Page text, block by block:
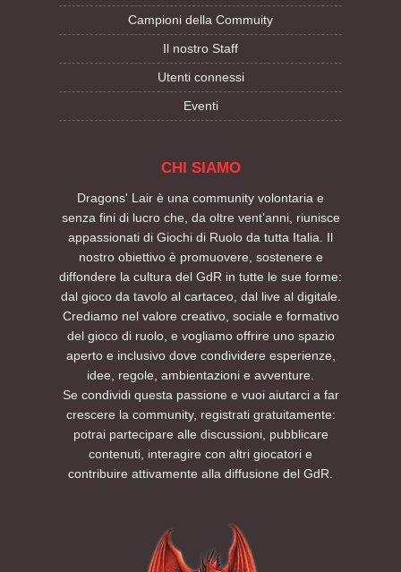
Campioni della Commuity
Il nostro Staff
Utenti connessi
Eventi
CHI SIAMO
Dragons' Lair è una community volontaria e
senza fini di lucro che, da oltre vent’anni, riunisce
appassionati di Giochi di Ruolo da tutta Italia. Il
nostro obiettivo è promuovere, sostenere e
diffondere la cultura del GdR in tutte le sue forme:
dal gioco da tavolo al cartaceo, dal live al digitale.
Crediamo nel valore creativo, sociale e formativo
del gioco di ruolo, e vogliamo offrire uno spazio
aperto e inclusivo dove condividere esperienze,
idee, regole, ambientazioni e avventure.
Se condividi questa passione e vuoi aiutarci a far
crescere la community, registrati gratuitamente:
potrai partecipare alle discussioni, pubblicare
contenuti, interagire con altri giocatori e
contribuire attivamente alla diffusione del GdR.